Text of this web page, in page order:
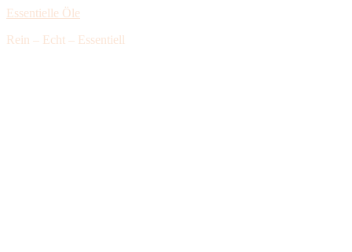
Essentielle Öle
Rein – Echt – Essentiell